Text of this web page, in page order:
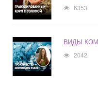
6353
ВИДЫ
2042